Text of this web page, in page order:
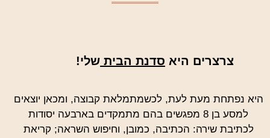
צרצרים היא סדנת הבית שלי!
היא נפתחת מעת לעת, לכשמתמלאת קבוצה, ומכאן יוצאים
למסע בן 8 מפגשים בהם מתמקדים בארבעה יסודות
לכתיבת שירה: הכתיבה, כמובן, וחיפוש השראה; קריאת